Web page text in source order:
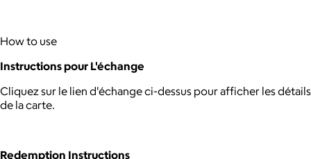
How to use
Instructions pour L'échange
Cliquez sur le lien d'échange ci-dessus pour afficher les détails
de la carte.
Redemption Instructions